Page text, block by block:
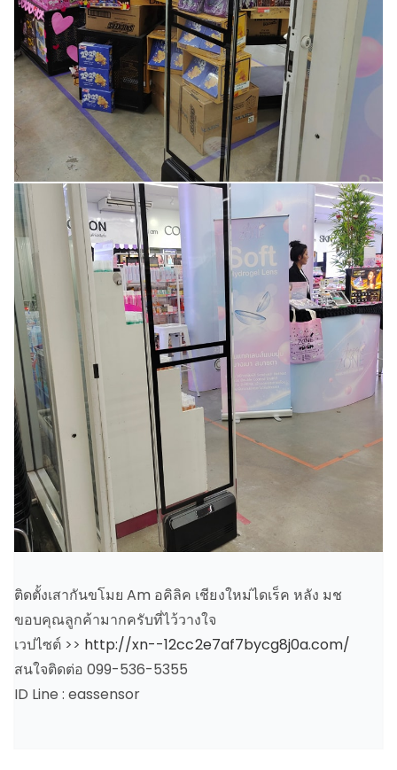
ติดตั้งเสากันขโมย Am อคิลิค เชียงใหม่ไดเร็ค หลัง มช
ขอบคุณลูกค้ามากครับที่ไว้วางใจ
เวปไซต์ >> http://xn--12cc2e7af7bycg8j0a.com/
สนใจติดต่อ 099-536-5355
ID Line : eassensor